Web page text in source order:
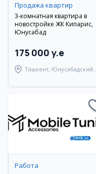
Продажа квартир
3-комнатная квартира в
новостройке ЖК Кипарис,
Юнусабад
175 000 y.e
Ташкент, Юнусабадский
Работа